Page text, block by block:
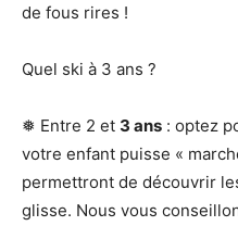
de fous rires !
Quel ski à 3 ans ?
❅ Entre 2 et 3 ans : optez
votre enfant puisse «
permettront de découvrir
glisse. Nous vous